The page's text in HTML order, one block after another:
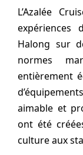
L’Azalée
Halong sur
normes
entièrement
aimable et
ont été
culture aux